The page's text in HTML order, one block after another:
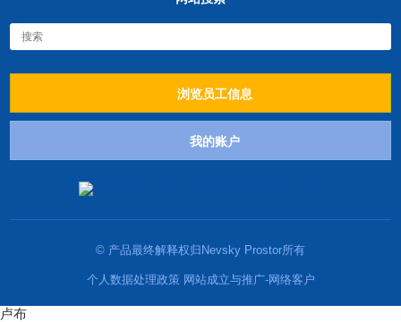
浏览员工信息
我的账户
© 产品最终解释权归Nevsky Prostor所有
个人数据处理政策 网站成立与推广-网络客户
卢布